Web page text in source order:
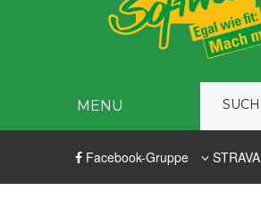
MENU
Facebook-Gruppe STRAVA